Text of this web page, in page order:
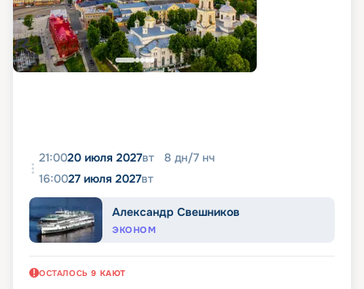
21:0020 июля 2027вт 8 дн/7 нч
16:0027 июля 2027вт
Александр Свешников
ЭКОНОМ
ОСТАЛОСЬ 9 КАЮТ